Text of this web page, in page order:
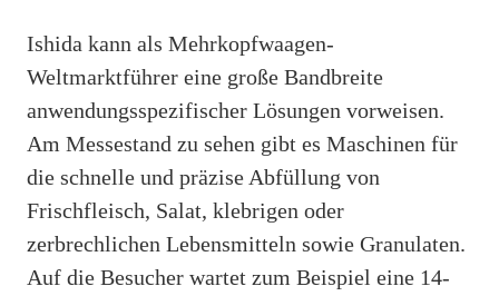
Ishida kann als Mehrkopfwaagen-
Weltmarktführer eine große Bandbreite
anwendungsspezifischer Lösungen vorweisen.
Am Messestand zu sehen gibt es Maschinen für
die schnelle und präzise Abfüllung von
Frischfleisch, Salat, klebrigen oder
zerbrechlichen Lebensmitteln sowie Granulaten.
Auf die Besucher wartet zum Beispiel eine 14-